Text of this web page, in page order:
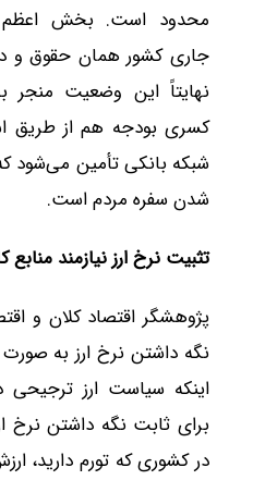
محدود است. بخش اعظم
جاری کشور همان حقوق و
نهایتاً این وضعیت
کسری بودجه هم از طریق
شبکه بانکی تأمین می‌شود
شدن سفره مردم است.
تثبیت نرخ ارز نیازمند
پژوهشگر اقتصاد کلان و
نگه داشتن نرخ ارز به
اینکه سیاست ارز
برای ثابت نگه داشتن نرخ
در کشوری که تورم دارید،